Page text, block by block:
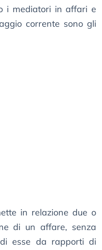
i mediatori in affari e
corrente sono gli
in relazione due o
di un affare, senza
esse da rapporti di